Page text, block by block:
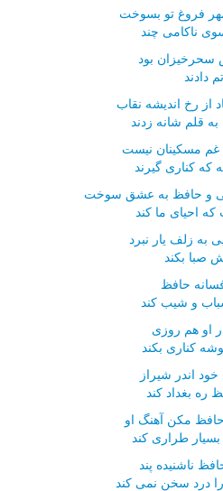
فروغ تو بسوخت
ناکامی چند
بود
دادند
رخ اندیشه نقاب
قلم شانه زدند
غم مسکینان نیست
که کناری گیرند
و حافظ به عشق سوخت
احیای ما کند
زلف یار نبرد
صبا بکند
حافظ
و شیب کند
او هم روزی
کناری بکند
اندر شیراز
ره بغداد کند
مکن آهنگ او
طراری کند
ناشنیده پند
درد سخن نمی کند